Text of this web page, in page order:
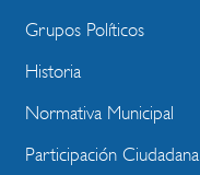
Grupos Políticos
Historia
Normativa Municipal
Participación Ciudadana